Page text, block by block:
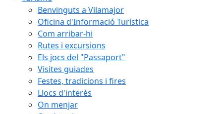
Benvinguts a Vilamajor
Oficina d'Informació Turística
Com arribar-hi
Rutes i excursions
Els jocs del "Passaport"
Visites guiades
Festes, tradicions i fires
Llocs d'interès
On menjar